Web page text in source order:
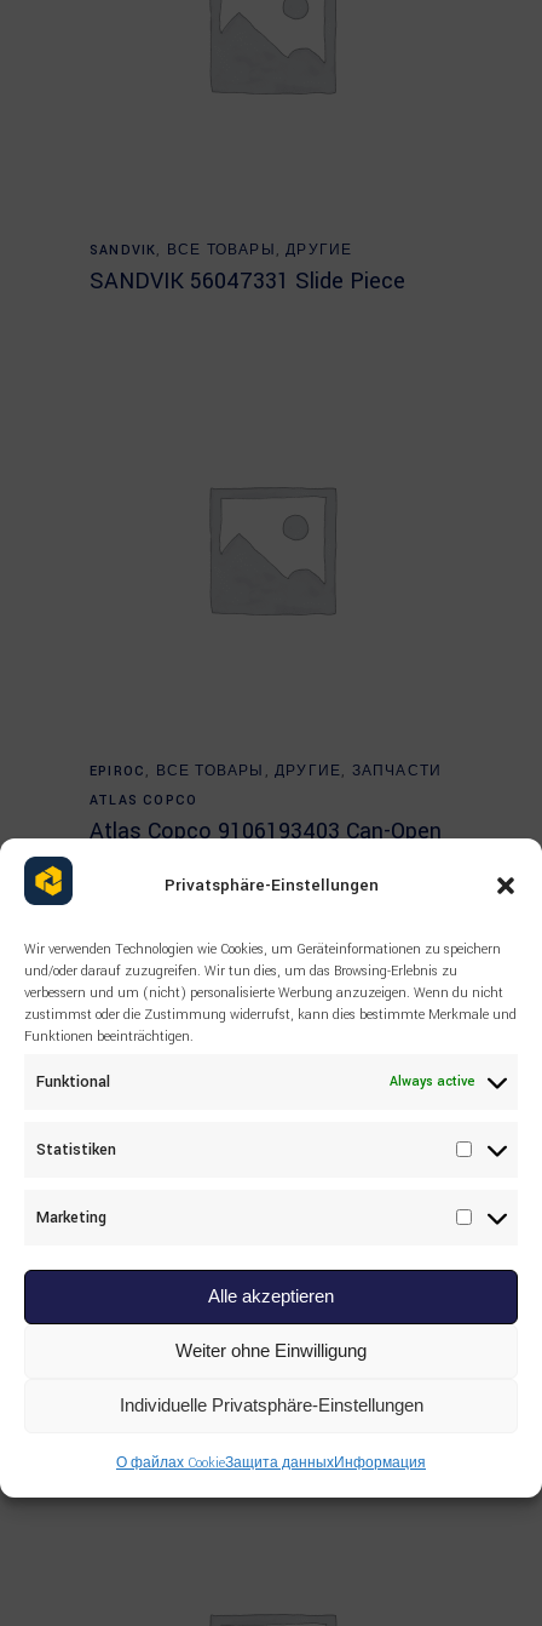
Privatsphäre-Einstellungen
Wir verwenden Technologien wie Cookies, um Geräteinformationen zu speichern
und/oder darauf zuzugreifen. Wir tun dies, um das Browsing-Erlebnis zu
verbessern und um (nicht) personalisierte Werbung anzuzeigen. Wenn du nicht
zustimmst oder die Zustimmung widerrufst, kann dies bestimmte Merkmale und
Funktionen beeinträchtigen.
Funktional Always active
Statistiken
Marketing
Alle akzeptieren
Weiter ohne Einwilligung
Individuelle Privatsphäre-Einstellungen
О файлах CookieЗащита данныхИнформация
Read more
SANDVIK, ВСЕ ТОВАРЫ ,ДРУГИЕ
SANDVIK 56047331 Slide Piece
Read more
EPIROC , ВСЕ ТОВАРЫ ,ДРУГИЕ, ЗАПЧАСТИ
ATLAS COPCO
Atlas Copco 9106193403 Can-Open
Read more
ВСЕ ТОВАРЫ ,КЛАПАНЫ
VALVE